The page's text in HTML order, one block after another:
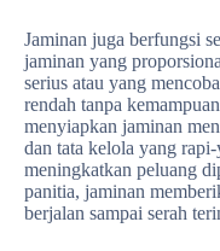
Jaminan juga berfungsi
jaminan yang
serius atau yang
rendah tanpa
menyiapkan jaminan
dan tata kelola yang
meningkatkan peluang
panitia, jaminan
berjalan sampai serah